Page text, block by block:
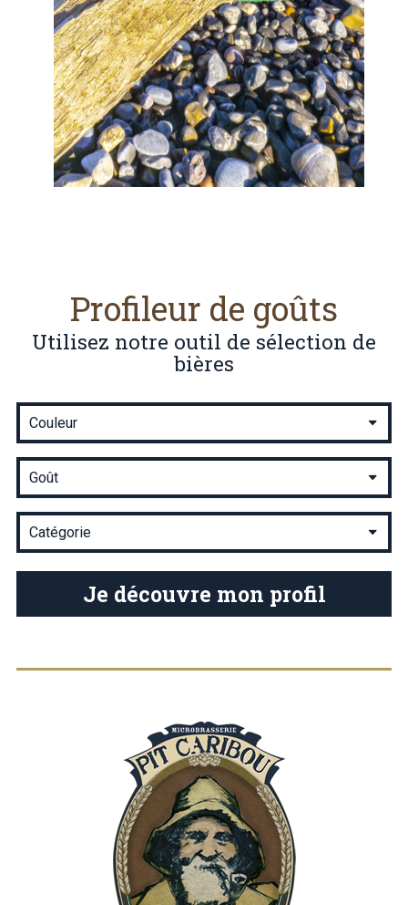
Profileur de goûts
Utilisez notre outil de sélection de
bières
Je découvre mon profil